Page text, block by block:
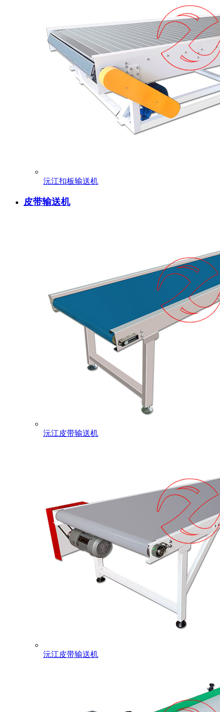
沅江扣板输送机
皮带输送机
沅江皮带输送机
沅江皮带输送机